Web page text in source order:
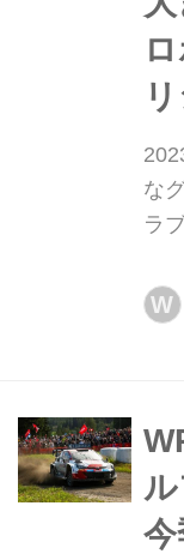
な
ラ
ー
て
る
ポ
催
リ
W